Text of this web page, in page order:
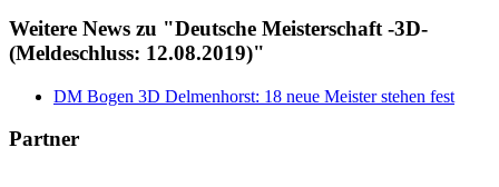
Weitere News zu "Deutsche Meisterschaft -3D-
(Meldeschluss: 12.08.2019)"
DM Bogen 3D Delmenhorst: 18 neue Meister stehen fest
Partner